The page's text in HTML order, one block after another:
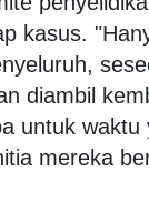
kasus.
diambil
untuk waktu
mereka